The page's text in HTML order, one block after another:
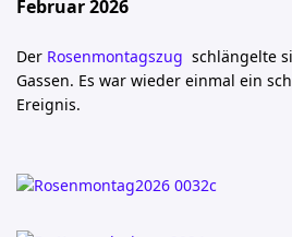
Februar 2026
Der Rosenmontagszug schlängelte
Gassen. Es war wieder einmal ein
Ereignis.